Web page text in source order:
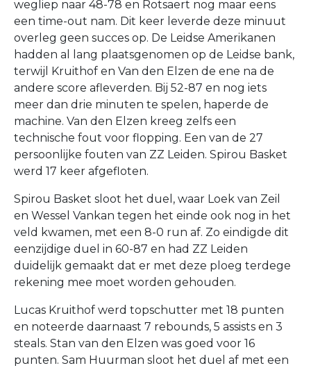
wegliep naar 48-78 en Rotsaert nog maar eens
een time-out nam. Dit keer leverde deze minuut
overleg geen succes op. De Leidse Amerikanen
hadden al lang plaatsgenomen op de Leidse bank,
terwijl Kruithof en Van den Elzen de ene na de
andere score afleverden. Bij 52-87 en nog iets
meer dan drie minuten te spelen, haperde de
machine. Van den Elzen kreeg zelfs een
technische fout voor flopping. Een van de 27
persoonlijke fouten van ZZ Leiden. Spirou Basket
werd 17 keer afgefloten.
Spirou Basket sloot het duel, waar Loek van Zeil
en Wessel Vankan tegen het einde ook nog in het
veld kwamen, met een 8-0 run af. Zo eindigde dit
eenzijdige duel in 60-87 en had ZZ Leiden
duidelijk gemaakt dat er met deze ploeg terdege
rekening mee moet worden gehouden.
Lucas Kruithof werd topschutter met 18 punten
en noteerde daarnaast 7 rebounds, 5 assists en 3
steals. Stan van den Elzen was goed voor 16
punten. Sam Huurman sloot het duel af met een